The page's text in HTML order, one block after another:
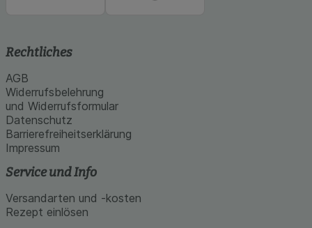
Rechtliches
AGB
Widerrufsbelehrung
und Widerrufsformular
Datenschutz
Barrierefreiheitserklärung
Impressum
Service und Info
Versandarten und -kosten
Rezept einlösen